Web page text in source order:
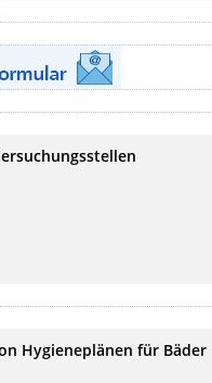
Hygieneplänen für Bäder